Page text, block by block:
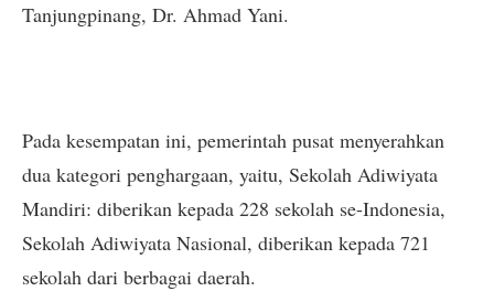
Tanjungpinang, Dr. Ahmad Yani.
Pada kesempatan ini, pemerintah pusat menyerahkan
dua kategori penghargaan, yaitu, Sekolah Adiwiyata
Mandiri: diberikan kepada 228 sekolah se-Indonesia,
Sekolah Adiwiyata Nasional, diberikan kepada 721
sekolah dari berbagai daerah.